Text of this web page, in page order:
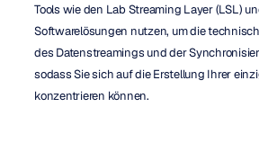
Tools wie den Lab Streaming Layer (LSL)
Softwarelösungen nutzen, um die
des Datenstreamings und der
sodass Sie sich auf die Erstellung Ihrer
konzentrieren können.